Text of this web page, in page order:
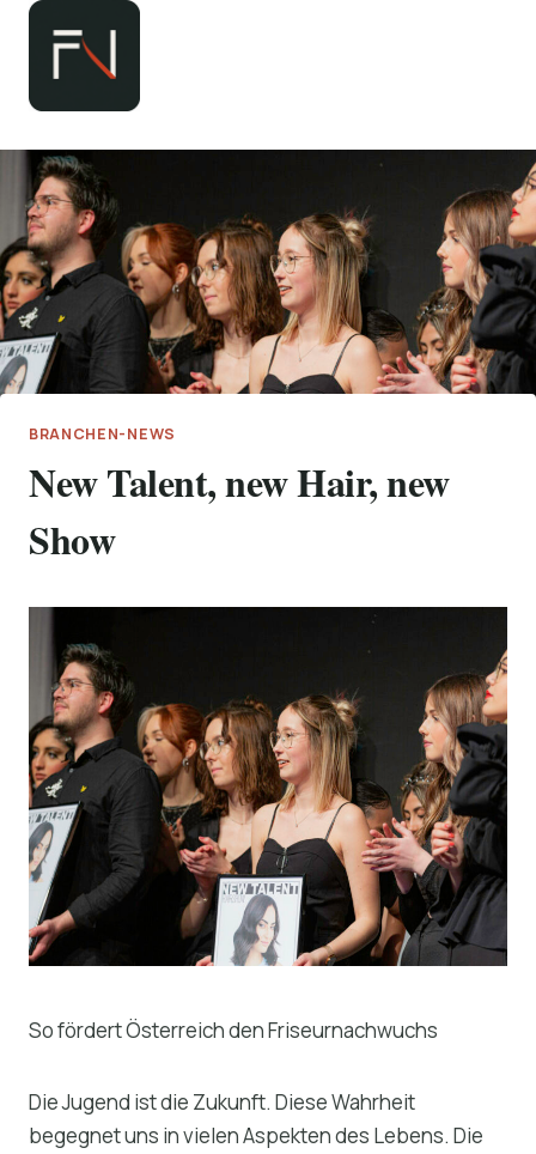
Zum
springen
BRANCHEN-NEWS
New Talent, new Hair, new
Show
So fördert Österreich den Friseurnachwuchs
Die Jugend ist die Zukunft. Diese Wahrheit
begegnet uns in vielen Aspekten des Lebens. Die